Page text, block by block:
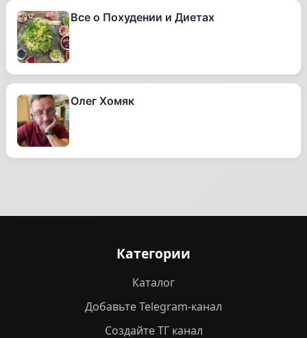
Все о Похудении и Диетах
Олег Хомяк
Категории
Каталог
Добавьте Telegram-канал
Создайте ТГ канал